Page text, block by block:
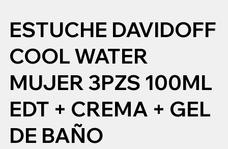
ESTUCHE DAVIDOFF
COOL WATER
MUJER 3PZS 100ML
EDT + CREMA + GEL
DE BAÑO